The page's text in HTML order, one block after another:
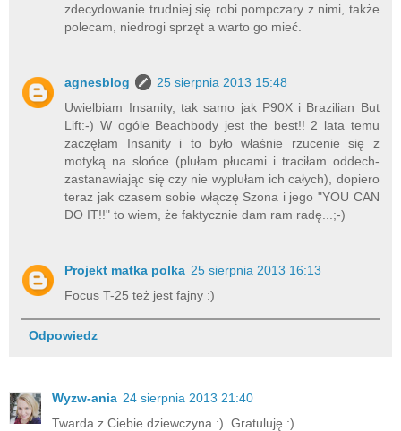
zdecydowanie trudniej się robi pompczary z nimi, także
polecam, niedrogi sprzęt a warto go mieć.
agnesblog
25 sierpnia 2013 15:48
Uwielbiam Insanity, tak samo jak P90X i Brazilian But
Lift:-) W ogóle Beachbody jest the best!! 2 lata temu
zaczęłam Insanity i to było właśnie rzucenie się z
motyką na słońce (plułam płucami i traciłam oddech-
zastanawiając się czy nie wyplułam ich całych), dopiero
teraz jak czasem sobie włączę Szona i jego "YOU CAN
DO IT!!" to wiem, że faktycznie dam ram radę...;-)
Projekt matka polka 25 sierpnia 2013 16:13
Focus T-25 też jest fajny :)
Odpowiedz
Wyzw-ania 24 sierpnia 2013 21:40
Twarda z Ciebie dziewczyna :). Gratuluję :)